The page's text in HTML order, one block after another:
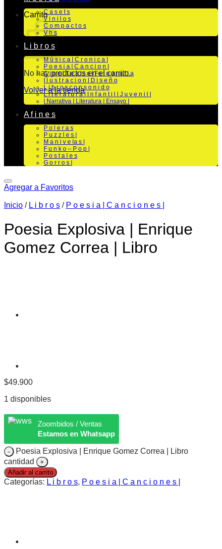
Carrito
No hay productos en el carrito.
Volver a la tienda
C a s e t s
V i n i l o s
C o m p a c t o s
V h s
L i b r o s
M ú s i c a | C r o n i c a |
P o e s i a | C a n c i o n |
C i n e | T e a t r o | Fo t o g r a f i a
I l u s t r a c i o n | D i s e ñ o
L i b r o s c o n s o n i d o
L i t e r a t u r a | I n f a n t i l | J u v e n i l |
| Narrativa | Literatura | Ensayo |
A f i n e s
P o l e r a s
P u z z l e s |
M a n i v e la s |
F u n k o – P o p |
P o s t a l e s
G o r r o s |
Agregar a Favoritos
Inicio / L i b r o s / P o e s i a | C a n c i o n e s |
Poesia Explosiva | Enrique
Gomez Correa | Libro
$49.900
1 disponibles
Zoombidos / Ventas
Estamos en Whatsapp
Poesia Explosiva | Enrique Gomez Correa | Libro
cantidad
Añadir al carrito
Categorías: L i b r o s, P o e s i a | C a n c i o n e s |